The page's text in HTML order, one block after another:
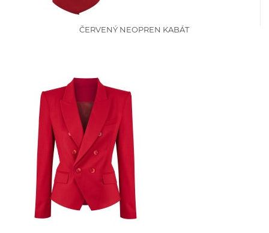
ČERVENÝ NEOPREN KABÁT